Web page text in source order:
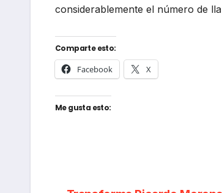
considerablemente el número de
Comparte esto:
Facebook X
Me gusta esto: